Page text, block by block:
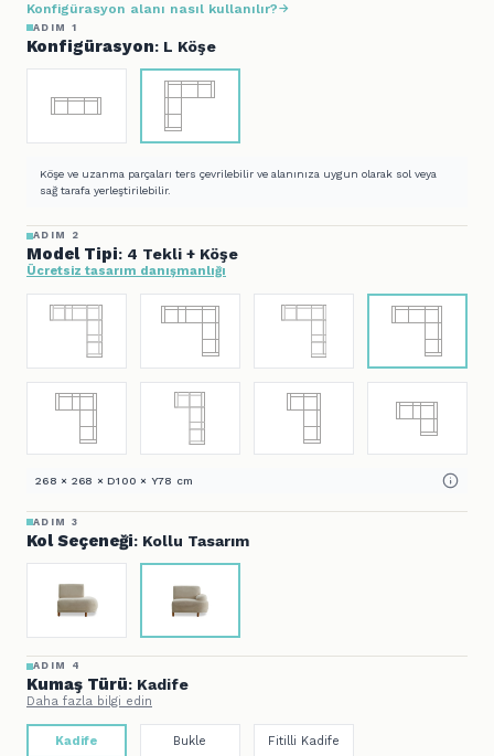
Konfigürasyon alanı nasıl kullanılır?
ADIM 1
Konfigürasyon: L Köşe
Köşe ve uzanma parçaları ters çevrilebilir ve alanınıza uygun olarak sol veya
sağ tarafa yerleştirilebilir.
ADIM 2
Model Tipi: 4 Tekli + Köşe
Ücretsiz tasarım danışmanlığı
268 × 268 × D100 × Y78 cm
ADIM 3
Kol Seçeneği: Kollu Tasarım
ADIM 4
Kumaş Türü: Kadife
Daha fazla bilgi edin
Kadife Bukle Fitilli Kadife